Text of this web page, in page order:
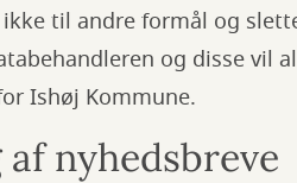
til andre formål og
og disse vil
Ishøj Kommune.
nyhedsbreve